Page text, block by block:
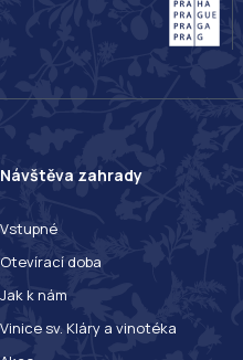
Návštěva zahrady
Vstupné
Otevírací doba
Jak k nám
Vinice sv. Kláry a vinotéka